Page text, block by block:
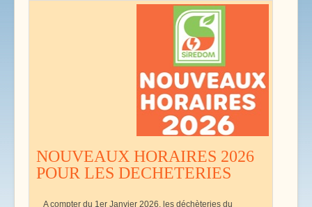
NOUVEAUX HORAIRES 2026
POUR LES DECHETERIES
A compter du 1er Janvier 2026, les déchèteries du